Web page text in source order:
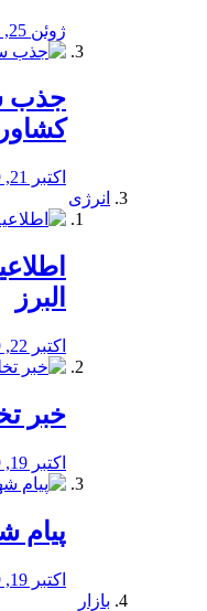
ژوئن 25, 2020
جذب
اکتبر 21, 2019
انرژی
البرز
اکتبر 22, 2019
خبر
اکتبر 19, 2019
پیام
اکتبر 19, 2019
بازار